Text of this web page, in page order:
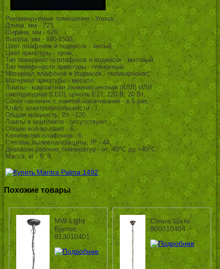
Рекомендуемые помещения - Улица,
Длина, мм - 723,
Ширина, мм - 626,
Высота, мм - 600-1500,
Цвет плафонов и подвесок - белый,
Цвет арматуры - хром,
Тип поверхности плафонов и подвесок - матовый,
Тип поверхности арматуры - глянцевый,
Материал плафонов и подвесок - поликарбонат,
Материал арматуры - металл,
Лампы - компактная люминесцентная (КЛЛ) ИЛИ
светодиодная (LED), цоколь E27; 220 В; 20 Вт, ,
Сопоставление с лампой накаливания - в 5 раз,
Класс электробезопасности - I,
Общая мощность, Вт - 120,
Лампы в комплекте - отсутствуют,
Общее кол-во ламп - 6,
Количество плафонов - 6,
Степень пылевлагозащиты, IP - 44,
Диапазон рабочих температур - от -40^C до +40^C,
Масса, кг - 5, 8
Похожие товары
MW-Light
Бургос
813010401
Chiaro Шато
800010404